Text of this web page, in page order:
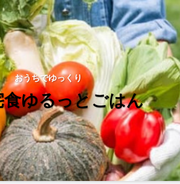
おうちでゆっくり
食ゆるっとごはん